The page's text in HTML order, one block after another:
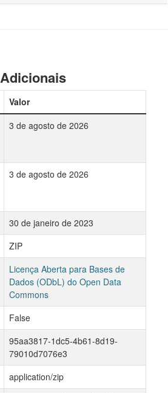
Valor
3 de agosto de 2026
3 de agosto de 2026
30 de janeiro de 2023
ZIP
Licença Aberta para Bases de
Dados (ODbL) do Open Data
Commons
False
95aa3817-1dc5-4b61-8d19-
79010d7076e3
application/zip